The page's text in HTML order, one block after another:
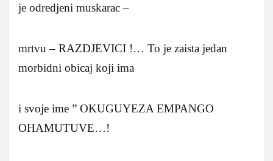
je odredjeni muskarac –
mrtvu – RAZDJEVICI !… To je zaista jedan
morbidni obicaj koji ima
i svoje ime ” OKUGUYEZA EMPANGO
OHAMUTUVE…!